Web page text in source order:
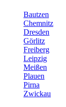
Bautzen
Chemnitz
Dresden
Görlitz
Freiberg
Leipzig
Meißen
Plauen
Pirna
Zwickau